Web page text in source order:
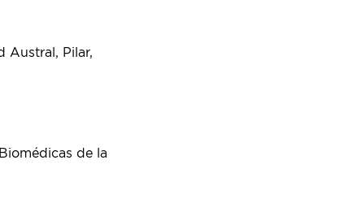
Austral, Pilar,
de la